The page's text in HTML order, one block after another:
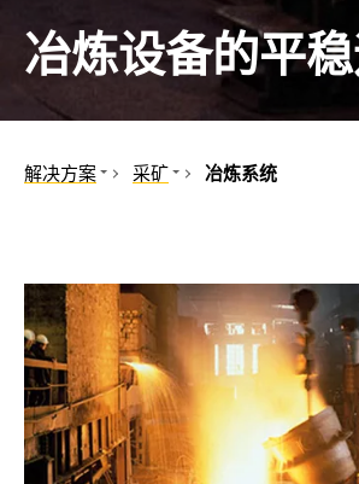
制面板
器
港口
作伙伴
冶炼设备的平
解决方案
石油, 天然气
可再生能源
公共电网
移动发电
船舶和港口
铁路
采矿
冶炼系统
冶炼系统